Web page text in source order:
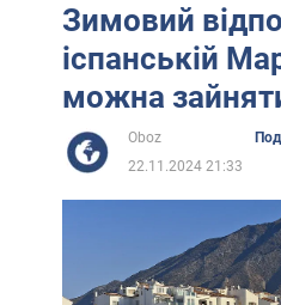
Зимовий
іспанській
можна
Oboz
22.11.2024 21:33